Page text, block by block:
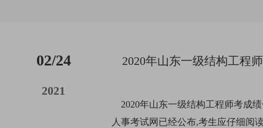
02/24
2021
2020年山东一级结构工程师考成
人事考试网已经公布,考生应仔细阅